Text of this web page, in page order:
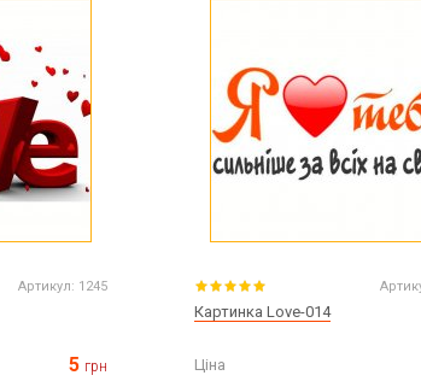
Артикул: 1245
5 грн
Картинка Love-014
Ціна